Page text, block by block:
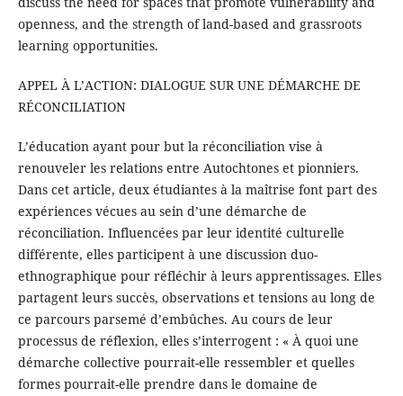
openness, and the strength of land-based and grassroots
learning opportunities.
APPEL À L’ACTION: DIALOGUE SUR UNE DÉMARCHE DE
RÉCONCILIATION
L’éducation ayant pour but la réconciliation vise à
renouveler les relations entre Autochtones et pionniers.
Dans cet article, deux étudiantes à la maîtrise font part des
expériences vécues au sein d’une démarche de
réconciliation. Influencées par leur identité culturelle
différente, elles participent à une discussion duo-
ethnographique pour réfléchir à leurs apprentissages. Elles
partagent leurs succès, observations et tensions au long de
ce parcours parsemé d’embûches. Au cours de leur
processus de réflexion, elles s’interrogent : « À quoi une
démarche collective pourrait-elle ressembler et quelles
formes pourrait-elle prendre dans le domaine de